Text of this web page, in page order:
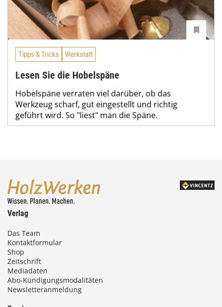
Tipps & Tricks Werkstatt
Lesen Sie die Hobelspäne
Hobelspäne verraten viel darüber, ob das
Werkzeug scharf, gut eingestellt und richtig
geführt wird. So "liest" man die Späne.
Verlag
Das Team
Kontaktformular
Shop
Zeitschrift
Mediadaten
Abo-Kündigungsmodalitäten
Newsletteranmeldung